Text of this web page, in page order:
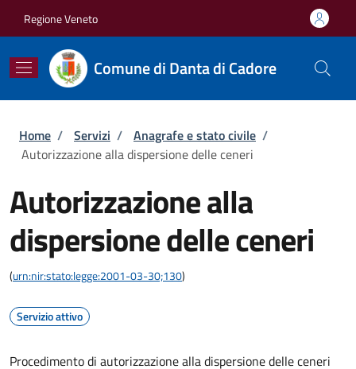
Regione Veneto
Comune di Danta di Cadore
Briciole di pane
Home / Servizi / Anagrafe e stato civile /
Autorizzazione alla dispersione delle ceneri
Autorizzazione alla
dispersione delle ceneri
(urn:nir:stato:legge:2001-03-30;130)
Servizio attivo
Procedimento di autorizzazione alla dispersione delle ceneri